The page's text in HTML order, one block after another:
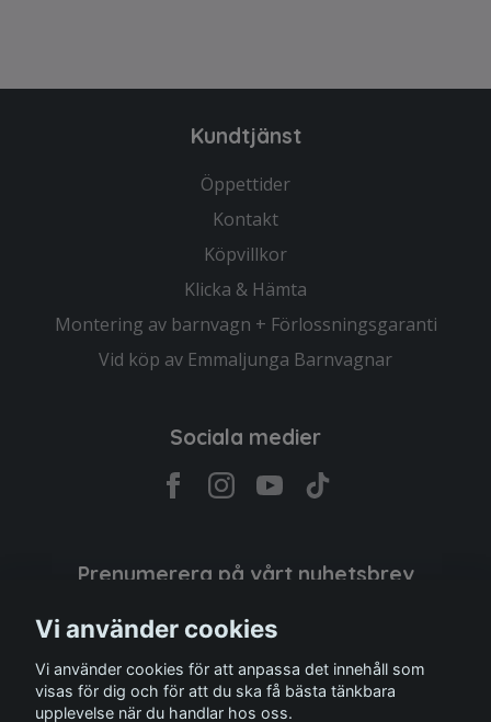
Kundtjänst
Öppettider
Kontakt
Köpvillkor
Klicka & Hämta
Montering av barnvagn + Förlossningsgaranti
Vid köp av Emmaljunga Barnvagnar
Sociala medier
Prenumerera på vårt nyhetsbrev
Vi använder cookies
Vi använder cookies för att anpassa det innehåll som
visas för dig och för att du ska få bästa tänkbara
upplevelse när du handlar hos oss.